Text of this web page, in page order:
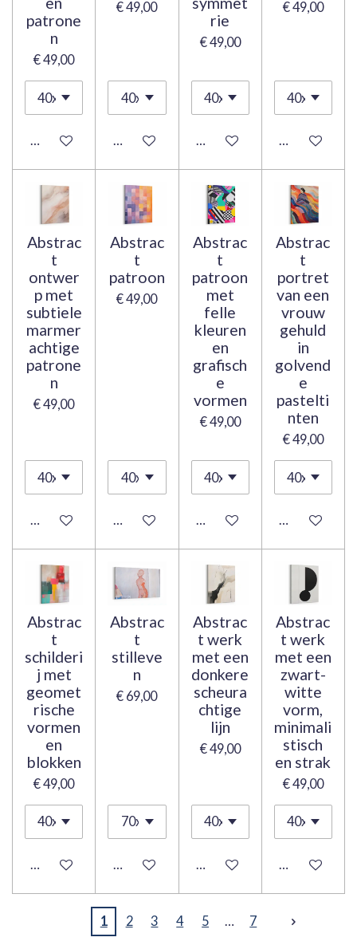
patrone
n
€ 49,00
Bekijk details
€ 49,00
Bekijk details
rie
€ 49,00
Bekijk details
€ 49,00
Bekijk details
Abstrac
t
ontwer
p met
subtiele
marmer
achtige
patrone
n
€ 49,00
Bekijk details
Abstrac
t
patroon
€ 49,00
Bekijk details
Abstrac
t
patroon
met
felle
kleuren
en
grafisch
e
vormen
€ 49,00
Bekijk details
Abstrac
t
portret
van een
vrouw
gehuld
in
golvend
e
pastelti
nten
€ 49,00
Bekijk details
Abstrac
t
schilderi
j met
geomet
rische
vormen
en
blokken
€ 49,00
Bekijk details
Abstrac
t
stilleve
n
€ 69,00
Bekijk details
Abstrac
t werk
met een
donkere
scheura
chtige
lijn
€ 49,00
Bekijk details
Abstrac
t werk
met een
zwart-
witte
vorm,
minimali
stisch
en strak
€ 49,00
Bekijk details
1 2 3 4 5 7